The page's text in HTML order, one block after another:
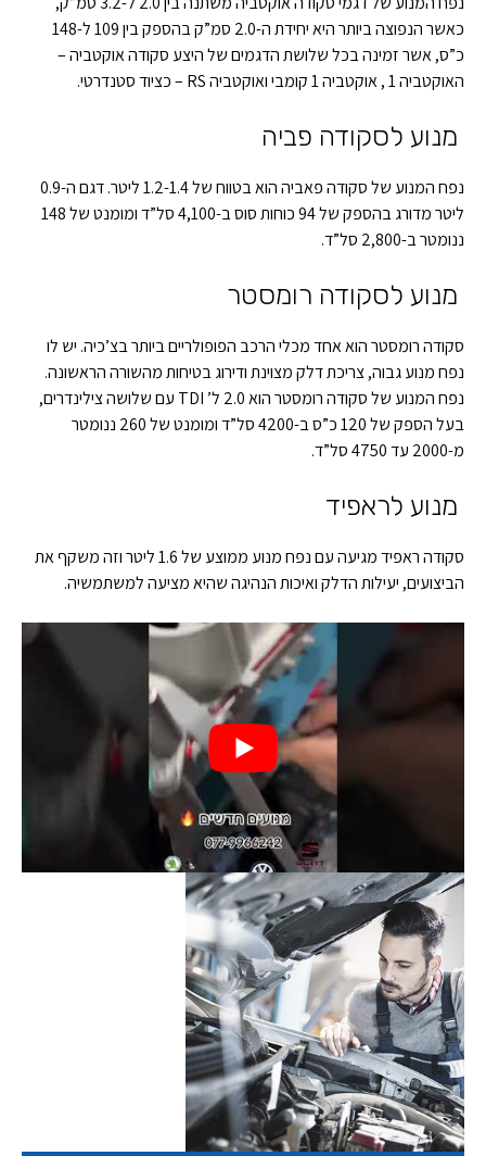
כאשר הנפוצה ביותר היא יחידת ה-2.0 סמ”ק בהספק בין 109 ל-148
כ”ס, אשר זמינה בכל שלושת הדגמים של היצע סקודה אוקטביה –
האוקטביה 1 , אוקטביה 1 קומבי ואוקטביה RS – כציוד סטנדרטי.
מנוע לסקודה פביה
נפח המנוע של סקודה פאביה הוא בטווח של 1.2-1.4 ליטר. דגם ה-0.9
ליטר מדורג בהספק של 94 כוחות סוס ב-4,100 סל”ד ומומנט של 148
ננומטר ב-2,800 סל”ד.
מנוע לסקודה רומסטר
סקודה רומסטר הוא אחד מכלי הרכב הפופולריים ביותר בצ’כיה. יש לו
נפח מנוע גבוה, צריכת דלק מצוינת ודירוג בטיחות מהשורה הראשונה.
נפח המנוע של סקודה רומסטר הוא 2.0 ל’ TDI עם שלושה צילינדרים,
בעל הספק של 120 כ”ס ב-4200 סל”ד ומומנט של 260 ננומטר
מ-2000 עד 4750 סל”ד.
מנוע לראפיד
סקודה ראפיד מגיעה עם נפח מנוע ממוצע של 1.6 ליטר וזה משקף את
הביצועים, יעילות הדלק ואיכות הנהיגה שהיא מציעה למשתמשיה.